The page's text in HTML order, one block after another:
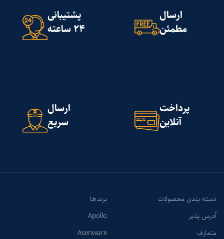
ارسال
مطمئن
پشتیبانی
24 ساعته
پرداخت
آنلاین
ارسال
سریع
دسته بندی محصولات
آدرس پذیر
متعارف
برندها
Apollo
Asenware